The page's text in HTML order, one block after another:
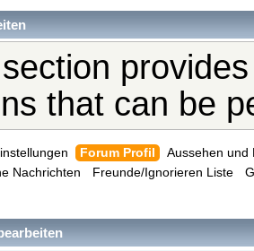
that can be
Forum Profil
Aussehen und
Nachrichten
Freunde/Ignorieren Liste